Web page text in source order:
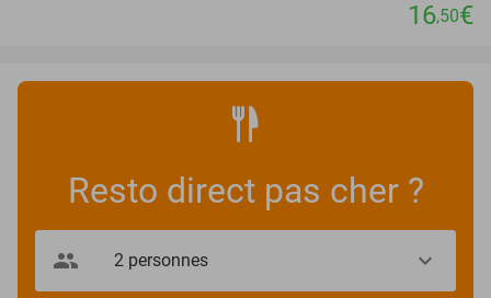
16,50€
Resto direct pas cher ?